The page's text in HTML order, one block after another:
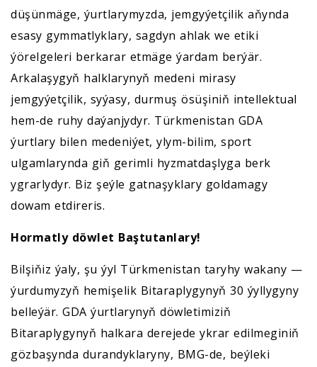
düşünmäge, ýurtlarymyzda, jemgyýetçilik aňynda
esasy gymmatlyklary, sagdyn ahlak we etiki
ýörelgeleri berkarar etmäge ýardam berýär.
Arkalaşygyň halklarynyň medeni mirasy
jemgyýetçilik, syýasy, durmuş ösüşiniň intellektual
hem-de ruhy daýanjydyr. Türkmenistan GDA
ýurtlary bilen medeniýet, ylym-bilim, sport
ulgamlarynda giň gerimli hyzmatdaşlyga berk
ygrarlydyr. Biz şeýle gatnaşyklary goldamagy
dowam etdireris.
Hormatly döwlet Baştutanlary!
Bilşiňiz ýaly, şu ýyl Türkmenistan taryhy wakany —
ýurdumyzyň hemişelik Bitaraplygynyň 30 ýyllygyny
belleýär. GDA ýurtlarynyň döwletimiziň
Bitaraplygynyň halkara derejede ykrar edilmeginiň
gözbaşynda durandyklaryny, BMG-de, beýleki